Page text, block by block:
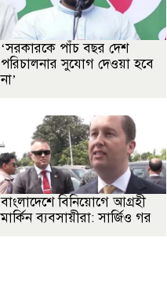
‘সরকারকে পাঁচ বছর দেশ
পরিচালনার সুযোগ দেওয়া হবে
না’
বাংলাদেশে বিনিয়োগে আগ্রহী
মার্কিন ব্যবসায়ীরা: সার্জিও গর